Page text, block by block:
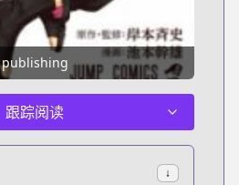
publishing
跟踪阅读
↓